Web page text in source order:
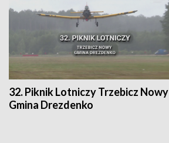
32. Piknik Lotniczy Trzebicz Nowy
Gmina Drezdenko